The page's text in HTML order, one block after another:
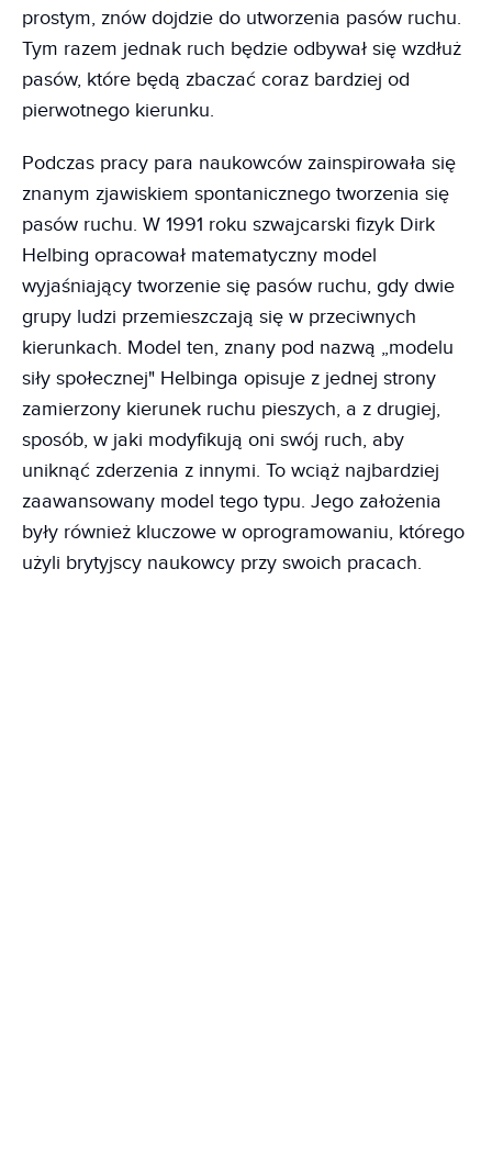
prostym, znów dojdzie do utworzenia pasów ruchu.
Tym razem jednak ruch będzie odbywał się wzdłuż
pasów, które będą zbaczać coraz bardziej od
pierwotnego kierunku.
Podczas pracy para naukowców zainspirowała się
znanym zjawiskiem spontanicznego tworzenia się
pasów ruchu. W 1991 roku szwajcarski fizyk Dirk
Helbing opracował matematyczny model
wyjaśniający tworzenie się pasów ruchu, gdy dwie
grupy ludzi przemieszczają się w przeciwnych
kierunkach. Model ten, znany pod nazwą „modelu
siły społecznej" Helbinga opisuje z jednej strony
zamierzony kierunek ruchu pieszych, a z drugiej,
sposób, w jaki modyfikują oni swój ruch, aby
uniknąć zderzenia z innymi. To wciąż najbardziej
zaawansowany model tego typu. Jego założenia
były również kluczowe w oprogramowaniu, którego
użyli brytyjscy naukowcy przy swoich pracach.